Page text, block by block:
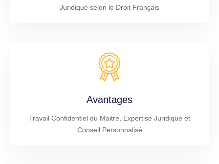
Juridique selon le Droit Français
Avantages
Travail Confidentiel du Maitre, Expertise Juridique et
Conseil Personnalisé